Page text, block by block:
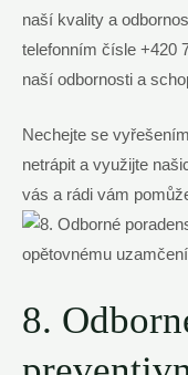
naší kvality a
telefonním čísle +420
naší odbornosti a
Nechejte se
netrápit a využijte
vás a rádi vám
8.